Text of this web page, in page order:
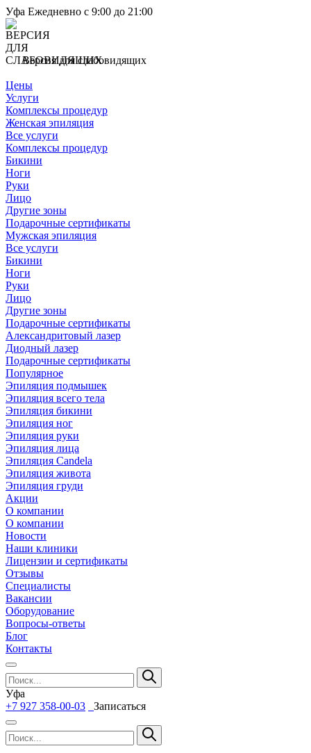
Уфа Ежедневно с 9:00 до 21:00
Версия для слабовидящих
Цены
Услуги
Комплексы процедур
Женская эпиляция
Все услуги
Комплексы процедур
Бикини
Ноги
Руки
Лицо
Другие зоны
Подарочные сертификаты
Мужская эпиляция
Все услуги
Бикини
Ноги
Руки
Лицо
Другие зоны
Подарочные сертификаты
Александритовый лазер
Диодный лазер
Подарочные сертификаты
Популярное
Эпиляция подмышек
Эпиляция всего тела
Эпиляция бикини
Эпиляция ног
Эпиляция руки
Эпиляция лица
Эпиляция Candela
Эпиляция живота
Эпиляция груди
Акции
О компании
О компании
Новости
Наши клиники
Лицензии и сертификаты
Отзывы
Специалисты
Вакансии
Оборудование
Вопросы-ответы
Блог
Контакты
Уфа
+7 927 358-00-03
Записаться